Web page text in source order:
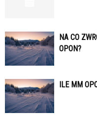
NA CO
OPON?
ILE MM